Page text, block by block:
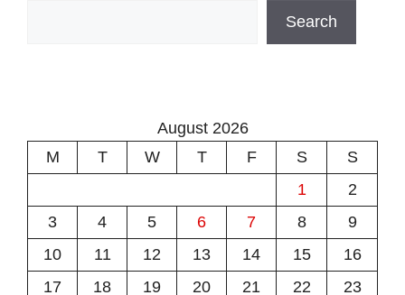
Search
August 2026
M
T W T F S
S
1
2
3
4 5 6 7 8
9
10
11 12 13 14 15
16
17
18 19 20 21 22
23